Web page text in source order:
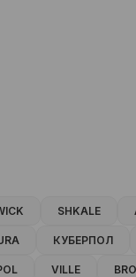
SHKALE
КУБЕРПОЛ
VILLE